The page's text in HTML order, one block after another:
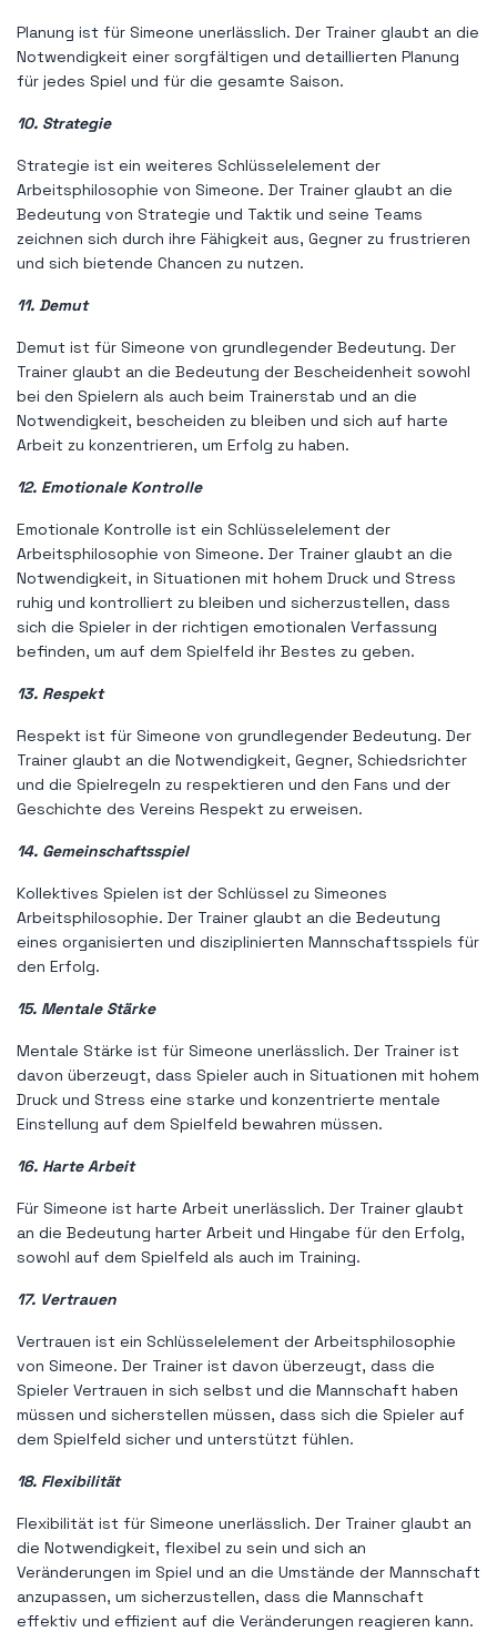
Planung ist für Simeone unerlässlich. Der Trainer glaubt an die
Notwendigkeit einer sorgfältigen und detaillierten Planung
für jedes Spiel und für die gesamte Saison.
10. Strategie
Strategie ist ein weiteres Schlüsselelement der
Arbeitsphilosophie von Simeone. Der Trainer glaubt an die
Bedeutung von Strategie und Taktik und seine Teams
zeichnen sich durch ihre Fähigkeit aus, Gegner zu frustrieren
und sich bietende Chancen zu nutzen.
11. Demut
Demut ist für Simeone von grundlegender Bedeutung. Der
Trainer glaubt an die Bedeutung der Bescheidenheit sowohl
bei den Spielern als auch beim Trainerstab und an die
Notwendigkeit, bescheiden zu bleiben und sich auf harte
Arbeit zu konzentrieren, um Erfolg zu haben.
12. Emotionale Kontrolle
Emotionale Kontrolle ist ein Schlüsselelement der
Arbeitsphilosophie von Simeone. Der Trainer glaubt an die
Notwendigkeit, in Situationen mit hohem Druck und Stress
ruhig und kontrolliert zu bleiben und sicherzustellen, dass
sich die Spieler in der richtigen emotionalen Verfassung
befinden, um auf dem Spielfeld ihr Bestes zu geben.
13. Respekt
Respekt ist für Simeone von grundlegender Bedeutung. Der
Trainer glaubt an die Notwendigkeit, Gegner, Schiedsrichter
und die Spielregeln zu respektieren und den Fans und der
Geschichte des Vereins Respekt zu erweisen.
14. Gemeinschaftsspiel
Kollektives Spielen ist der Schlüssel zu Simeones
Arbeitsphilosophie. Der Trainer glaubt an die Bedeutung
eines organisierten und disziplinierten Mannschaftsspiels für
den Erfolg.
15. Mentale Stärke
Mentale Stärke ist für Simeone unerlässlich. Der Trainer ist
davon überzeugt, dass Spieler auch in Situationen mit hohem
Druck und Stress eine starke und konzentrierte mentale
Einstellung auf dem Spielfeld bewahren müssen.
16. Harte Arbeit
Für Simeone ist harte Arbeit unerlässlich. Der Trainer glaubt
an die Bedeutung harter Arbeit und Hingabe für den Erfolg,
sowohl auf dem Spielfeld als auch im Training.
17. Vertrauen
Vertrauen ist ein Schlüsselelement der Arbeitsphilosophie
von Simeone. Der Trainer ist davon überzeugt, dass die
Spieler Vertrauen in sich selbst und die Mannschaft haben
müssen und sicherstellen müssen, dass sich die Spieler auf
dem Spielfeld sicher und unterstützt fühlen.
18. Flexibilität
Flexibilität ist für Simeone unerlässlich. Der Trainer glaubt an
die Notwendigkeit, flexibel zu sein und sich an
Veränderungen im Spiel und an die Umstände der Mannschaft
anzupassen, um sicherzustellen, dass die Mannschaft
effektiv und effizient auf die Veränderungen reagieren kann.